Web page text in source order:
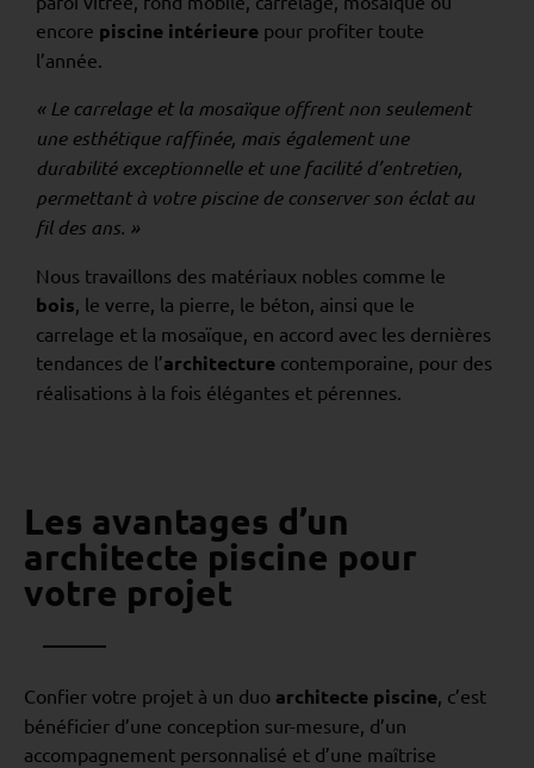
encore piscine intérieure pour profiter toute
l’année.
« Le carrelage et la mosaïque offrent non seulement
une esthétique raffinée, mais également une
durabilité exceptionnelle et une facilité d’entretien,
permettant à votre piscine de conserver son éclat au
fil des ans. »
Nous travaillons des matériaux nobles comme le
bois , le verre, la pierre, le béton, ainsi que le
carrelage et la mosaïque, en accord avec les dernières
tendances de l’architecture contemporaine, pour des
réalisations à la fois élégantes et pérennes.
Les avantages d’un
architecte piscine pour
votre projet
Confier votre projet à un duo architecte piscine , c’est
bénéficier d’une conception sur-mesure, d’un
accompagnement personnalisé et d’une maîtrise